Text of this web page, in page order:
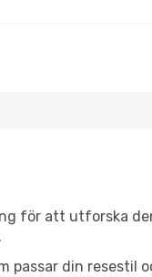
för att utforska
passar din resestil